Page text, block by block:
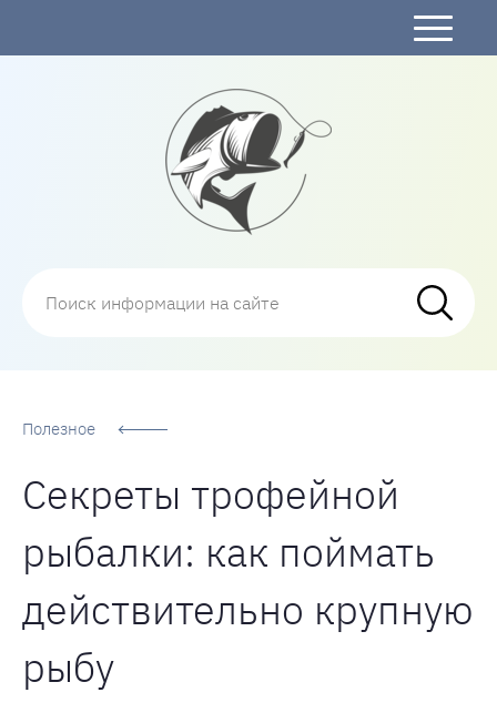
Полезное
Секреты трофейной
рыбалки: как поймать
действительно крупную
рыбу